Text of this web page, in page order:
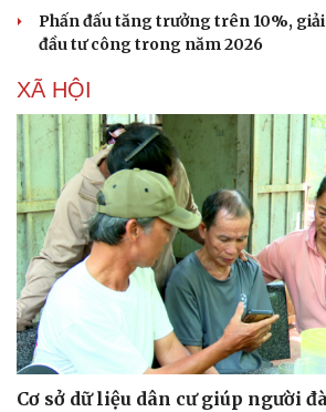
Phấn đấu tăng trưởng trên 10%,
đầu tư công trong năm 2026
XÃ HỘI
Cơ sở dữ liệu dân cư giúp người